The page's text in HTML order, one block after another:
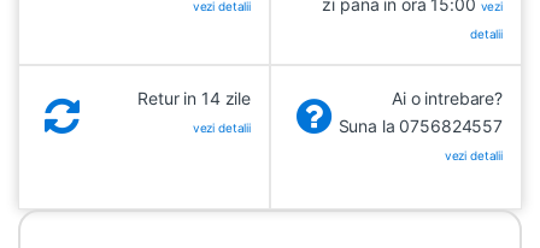
vezi detalii
zi pana in ora 15:00 vezi
detalii
Retur in 14 zile
vezi detalii
Ai o intrebare?
Suna la 0756824557
vezi detalii